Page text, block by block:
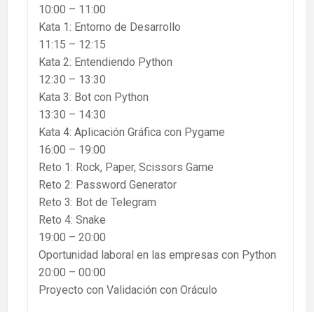
10:00 – 11:00
Kata 1: Entorno de Desarrollo
11:15 – 12:15
Kata 2: Entendiendo Python
12:30 – 13:30
Kata 3: Bot con Python
13:30 – 14:30
Kata 4: Aplicación Gráfica con Pygame
16:00 – 19:00
Reto 1: Rock, Paper, Scissors Game
Reto 2: Password Generator
Reto 3: Bot de Telegram
Reto 4: Snake
19:00 – 20:00
Oportunidad laboral en las empresas con Python
20:00 – 00:00
Proyecto con Validación con Oráculo